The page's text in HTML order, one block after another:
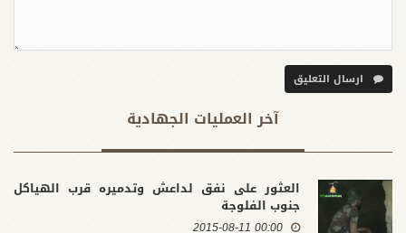
ارسال التعليق
آخر العملیات الجهادية
العثور على نفق لداعش وتدميره قرب الهياكل
جنوب الفلوجة
00:00 2015-08-11